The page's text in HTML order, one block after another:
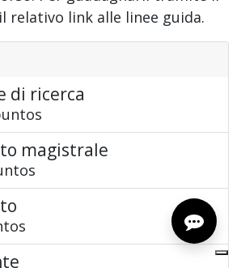
relativo link alle linee guida.
di ricerca
s
magistrale
s
s